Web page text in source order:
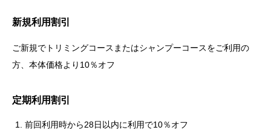
新規利用割引
ご新規でトリミングコースまたはシャンプーコースをご利用の
方、本体価格より10％オフ
定期利用割引
前回利用時から28日以内に利用で10％オフ